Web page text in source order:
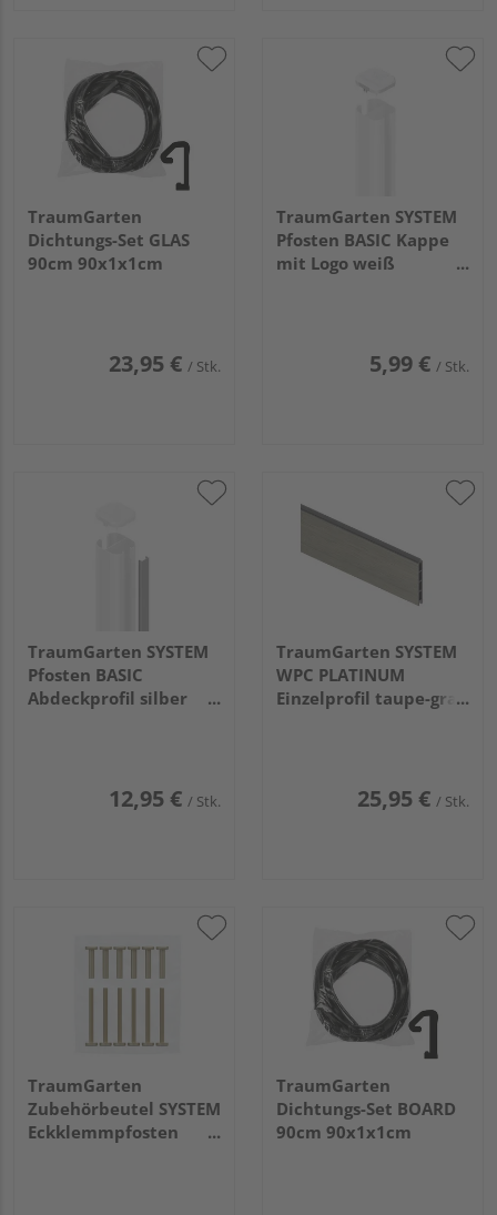
TraumGarten
Dichtungs-Set GLAS
90cm 90x1x1cm
23,95 € / Stk.
TraumGarten SYSTEM
Pfosten BASIC Kappe
mit Logo weiß
5,99 € / Stk.
TraumGarten SYSTEM
Pfosten BASIC
Abdeckprofil silber
12,95 € / Stk.
TraumGarten SYSTEM
WPC PLATINUM
Einzelprofil taupe-grau
25,95 € / Stk.
TraumGarten
Zubehörbeutel SYSTEM
Eckklemmpfosten
TraumGarten
Dichtungs-Set BOARD
90cm 90x1x1cm